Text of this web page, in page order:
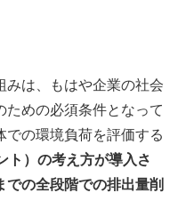
みは、もはや企業の社会
ための必須条件となって
での環境負荷を評価する
ト）の考え方が導入さ
の全段階での排出量削